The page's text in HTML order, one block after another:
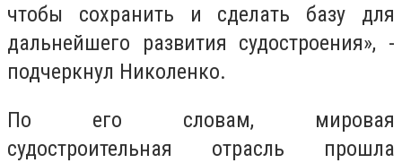
чтобы сохранить и сделать базу для
дальнейшего развития судостроения», -
подчеркнул Николенко.
По его словам, мировая
судостроительная отрасль прошла